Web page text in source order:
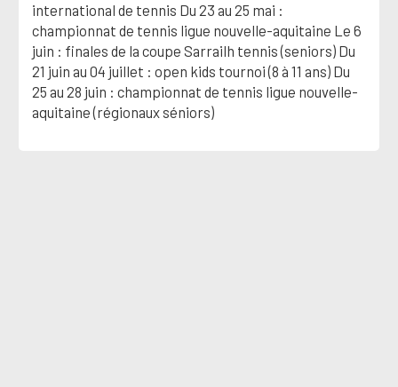
international de tennis Du 23 au 25 mai :
championnat de tennis ligue nouvelle-aquitaine Le 6
juin : finales de la coupe Sarrailh tennis (seniors) Du
21 juin au 04 juillet : open kids tournoi (8 à 11 ans) Du
25 au 28 juin : championnat de tennis ligue nouvelle-
aquitaine (régionaux séniors)